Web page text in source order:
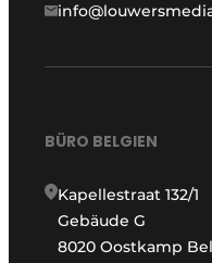
BÜRO BELGIEN
Kapellestraat 132/1
Gebäude G
8020 Oostkamp